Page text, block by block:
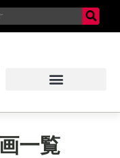
一覧